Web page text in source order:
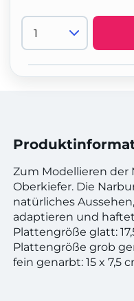
Zum Modellieren der
Oberkiefer. Die
natürliches
adaptieren und
Plattengröße glatt:
Plattengröße grob
fein genarbt: 15 x 7,5